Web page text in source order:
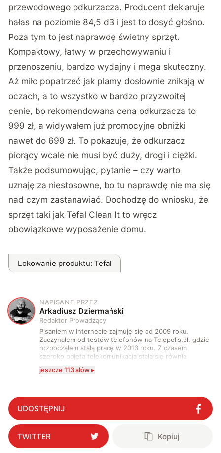
przewodowego odkurzacza. Producent deklaruje
hałas na poziomie 84,5 dB i jest to dosyć głośno.
Poza tym to jest naprawdę świetny sprzęt.
Kompaktowy, łatwy w przechowywaniu i
przenoszeniu, bardzo wydajny i mega skuteczny.
Aż miło popatrzeć jak plamy dosłownie znikają w
oczach, a to wszystko w bardzo przyzwoitej
cenie, bo rekomendowana cena odkurzacza to
999 zł, a widywałem już promocyjne obniżki
nawet do 699 zł. To pokazuje, że odkurzacz
piorący wcale nie musi być duży, drogi i ciężki.
Także podsumowując, pytanie – czy warto
uznaję za niestosowne, bo tu naprawdę nie ma się
nad czym zastanawiać. Dochodzę do wniosku, że
sprzęt taki jakTefal Clean Itto wręcz
obowiązkowe wyposażenie domu.
Lokowanie produktu: Tefal
A
NAPISANE PRZEZ
Arkadiusz Dziermański
Redaktor Prowadzący
Pisaniem w Internecie zajmuję się od 2009 roku.
Zaczynałem od testów telefonów na Telepolis.pl, gdzie
rozpocząłem stałą pracę w 2013 roku. Z czasem
szeroko pojęta telekomunikacja stała się równie
że do urządzeń mobilnych dołączył też inny sprzęt
środku nocy. Od 2019 roku śledzę i opisuję ruchy
antykomórkowe w Polsce i na świecie. Poziom
wylewanego przez nie hejtu świadczy o tym, że robię
to dobrze. Na przestrzeni ostatnich lat moje teksty
pojawiały się na łamach serwisów GamingSociety, Gry-
Online i PCWorld.pl, a od 2020 roku jestem związany z
WhatNext.pl, gdzie jestem zastępcą redaktora
jeszcze 113 słów ▸
UDOSTĘPNIJ
TWITTER Kopiuj